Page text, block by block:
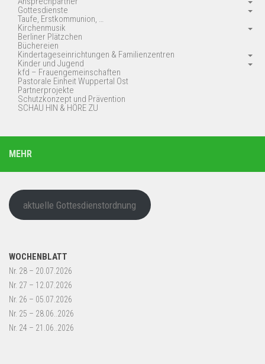
Gottesdienste
Taufe, Erstkommunion, …
Kirchenmusik
Berliner Plätzchen
Büchereien
Kindertageseinrichtungen & Familienzentren
Kinder und Jugend
kfd – Frauengemeinschaften
Pastorale Einheit Wuppertal Ost
Partnerprojekte
Schutzkonzept und Prävention
SCHAU HIN & HÖRE ZU
MEHR
aktuelle Gottesdienstordnung
WOCHENBLATT
Nr. 28 – 20.07.2026
Nr. 27 – 12.07.2026
Nr. 26 – 05.07.2026
Nr. 25 – 28.06..2026
Nr. 24 – 21.06..2026